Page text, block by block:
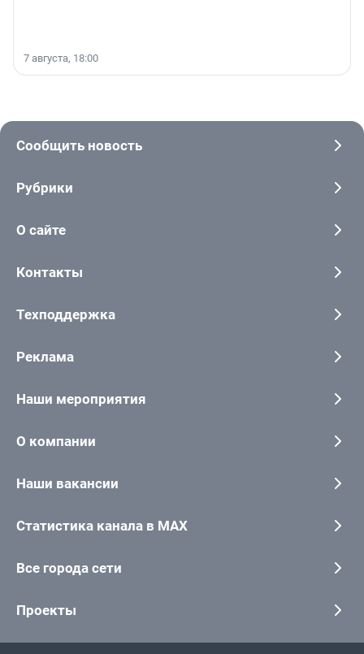
7 августа, 18:00
Сообщить новость
Рубрики
О сайте
Контакты
Техподдержка
Реклама
Наши мероприятия
О компании
Наши вакансии
Статистика канала в MAX
Все города сети
Проекты